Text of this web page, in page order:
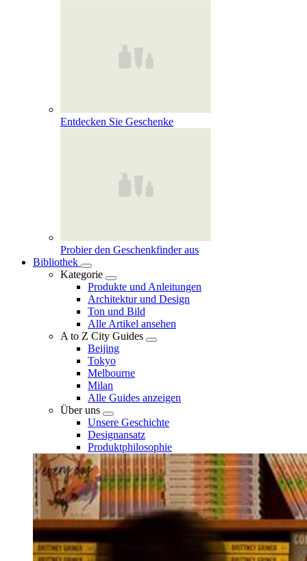
Entdecken Sie Geschenke
Probier den Geschenkfinder aus
Bibliothek
Kategorie
Produkte und Anleitungen
Architektur und Design
Ton und Bild
Alle Artikel ansehen
A to Z City Guides
Beijing
Tokyo
Melbourne
Milan
Alle Guides anzeigen
Über uns
Unsere Geschichte
Designansatz
Produktphilosophie